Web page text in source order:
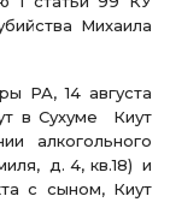
Михаила
РА, 14 августа
в Сухуме Киут
алкогольного
д. 4, кв.18) и
с сыном, Киут